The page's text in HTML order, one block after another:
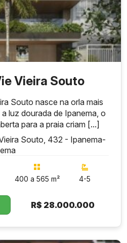
Vieira Souto
Souto nasce na orla mais
luz dourada de Ipanema, o
para a praia criam [...]
Souto, 432 - Ipanema-
400 a 565 m² 4-5
R$ 28.000.000